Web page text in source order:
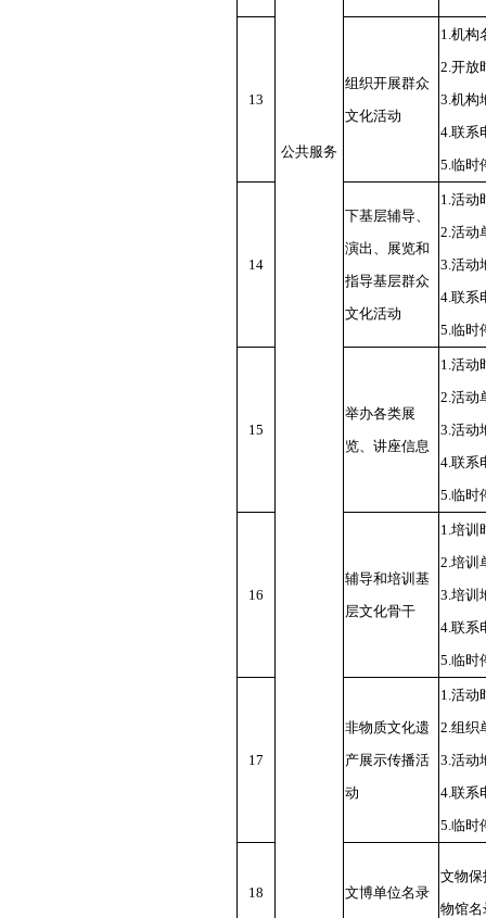
公共服务
13
组织开展群众
文化活动
1.机构
2.开放
3.机构
4.联系
5.临时
14
下基层辅导、
演出、展览和
指导基层群众
文化活动
1.活动
2.活动
3.活动
4.联系
5.临时
15
举办各类展
览、讲座信息
1.活动
2.活动
3.活动
4.联系
5.临时
16
辅导和培训基
层文化骨干
1.培训
2.培训
3.培训
4.联系
5.临时
17
非物质文化遗
产展示传播活
动
1.活动
2.组织
3.活动
4.联系
5.临时
18 文博单位名录
文物保
物馆名